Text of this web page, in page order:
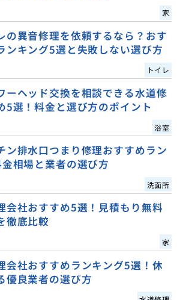
家
の異音修理を依頼するなら？おす
ンキング5選と失敗しない選び方
トイレ
ーヘッド交換を相談できる水道修
5選！料金と選び方のポイント
浴室
ン排水口つまり修理おすすめラン
相場と業者の選び方
洗面所
会社おすすめ5選！見積もり無料
徹底比較
家
会社おすすめランキング5選！休
優良業者の選び方